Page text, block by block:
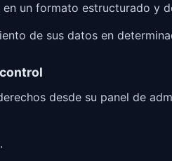
en un formato estructurado y
de sus datos en
desde su panel de